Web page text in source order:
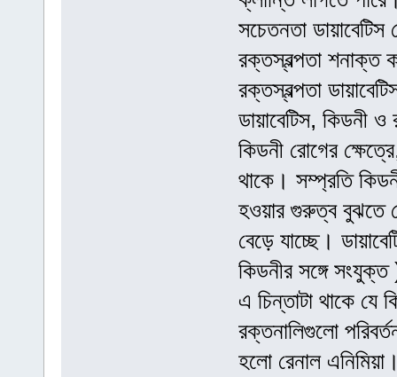
সচেতনতা
রক্তস্বল্পতা শনাক্ত
রক্তস্বল্পতা
ডায়াবেটিস, কিডনী ও
কিডনী রোগের
থাকে। সম্প্রতি কিডনী
হওয়ার গুরুত্ব বুঝতে
বেড়ে যাচ্ছে।
কিডনীর সঙ্গে সংযুক্ত
এ চিন্তাটা থাকে যে
রক্তনালিগুলো
হলো রেনাল